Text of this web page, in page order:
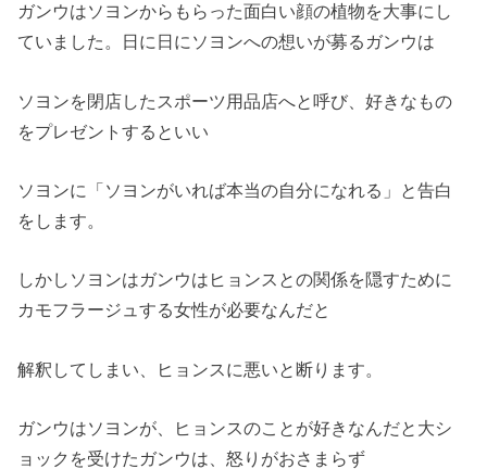
ガンウはソヨンからもらった面白い顔の植物を大事にし
ていました。日に日にソヨンへの想いが募るガンウは
ソヨンを閉店したスポーツ用品店へと呼び、好きなもの
をプレゼントするといい
ソヨンに「ソヨンがいれば本当の自分になれる」と告白
をします。
しかしソヨンはガンウはヒョンスとの関係を隠すために
カモフラージュする女性が必要なんだと
解釈してしまい、ヒョンスに悪いと断ります。
ガンウはソヨンが、ヒョンスのことが好きなんだと大シ
ョックを受けたガンウは、怒りがおさまらず